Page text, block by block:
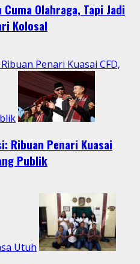
Olahraga, Tapi Jadi
Kolosal
Penari Kuasai CFD,
Ribuan Penari Kuasai
Publik
Utuh